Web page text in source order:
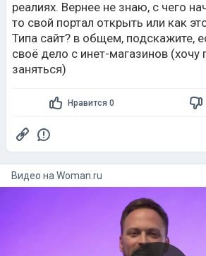
реалиях. Вернее не знаю, с чего
то свой портал открыть или как
Типа сайт? в общем, подскажите,
своё дело с инет-магазинов (хочу
заняться)
Нравится 0
Видео на woman.ru